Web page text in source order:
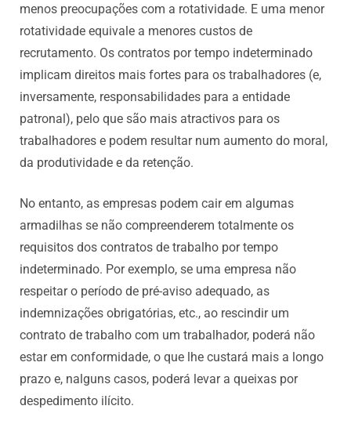
menos preocupações com a rotatividade. E uma menor
rotatividade equivale a menores custos de
recrutamento. Os contratos por tempo indeterminado
implicam direitos mais fortes para os trabalhadores (e,
inversamente, responsabilidades para a entidade
patronal), pelo que são mais atractivos para os
trabalhadores e podem resultar num aumento do moral,
da produtividade e da retenção.
No entanto, as empresas podem cair em algumas
armadilhas se não compreenderem totalmente os
requisitos dos contratos de trabalho por tempo
indeterminado. Por exemplo, se uma empresa não
respeitar o período de pré-aviso adequado, as
indemnizações obrigatórias, etc., ao rescindir um
contrato de trabalho com um trabalhador, poderá não
estar em conformidade, o que lhe custará mais a longo
prazo e, nalguns casos, poderá levar a queixas por
despedimento ilícito.